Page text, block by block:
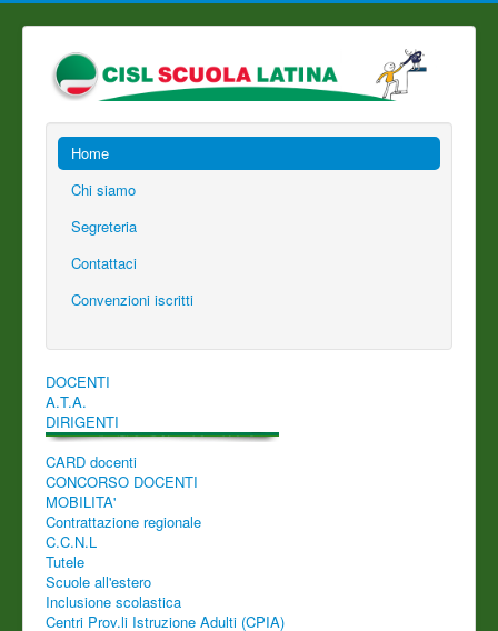
Home
Chi siamo
Segreteria
Contattaci
Convenzioni iscritti
DOCENTI
A.T.A.
DIRIGENTI
CARD docenti
CONCORSO DOCENTI
MOBILITA'
Contrattazione regionale
C.C.N.L
Tutele
Scuole all'estero
Inclusione scolastica
Centri Prov.li Istruzione Adulti (CPIA)